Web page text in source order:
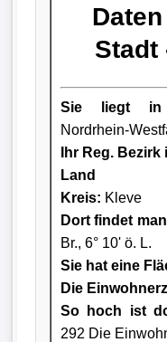
Stadt
Sie liegt in
Nordrhein-
Ihr Reg. Bezirk
Land
Kreis: Kleve
Dort findet
Br., 6° 10' ö. L.
Sie hat eine
Die
So hoch ist
292 Die